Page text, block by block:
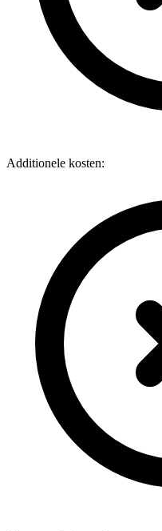
Additionele kosten: